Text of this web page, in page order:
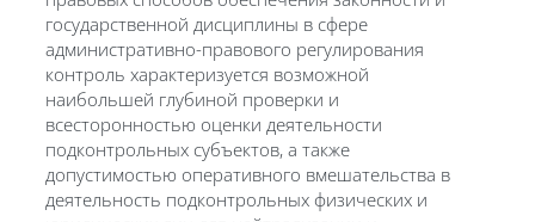
государственной дисциплины в сфере
административно-правового регулирования
контроль характеризуется возможной
наибольшей глубиной проверки и
всесторонностью оценки деятельности
подконтрольных субъектов, а также
допустимостью оперативного вмешательства в
деятельность подконтрольных физических и